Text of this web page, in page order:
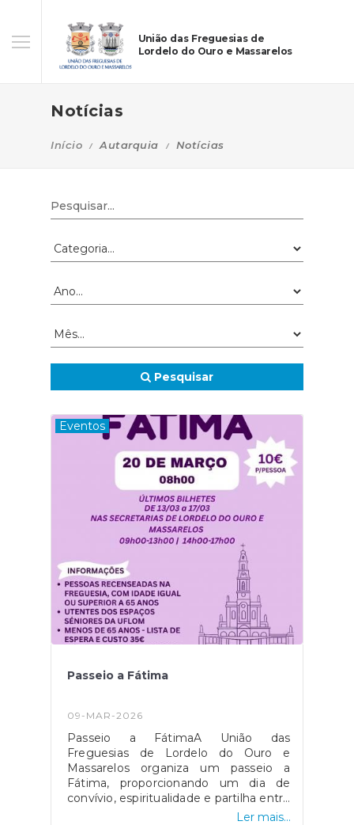
União das Freguesias de
Lordelo do Ouro e Massarelos
Notícias
Início Autarquia Notícias
Pesquisar
Eventos
Passeio a Fátima
09-MAR-2026
Passeio a FátimaA União das
Freguesias de Lordelo do Ouro e
Massarelos organiza um passeio a
Fátima, proporcionando um dia de
convívio, espiritualidade e partilha entre
a comunidade. Informação:• Pessoas
Ler mais...